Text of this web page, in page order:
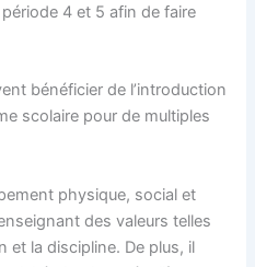
4 et 5 afin de faire
bénéficier de l’introduction
scolaire pour de multiples
physique, social et
des valeurs telles
et la discipline. De plus, il